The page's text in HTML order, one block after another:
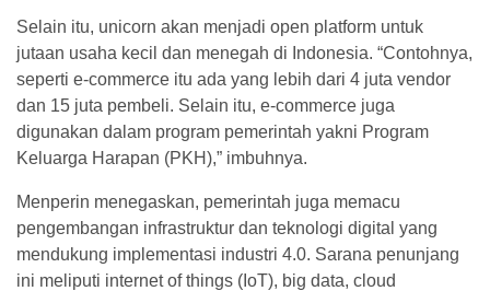
Selain itu, unicorn akan menjadi open platform untuk
jutaan usaha kecil dan menegah di Indonesia. “Contohnya,
seperti e-commerce itu ada yang lebih dari 4 juta vendor
dan 15 juta pembeli. Selain itu, e-commerce juga
digunakan dalam program pemerintah yakni Program
Keluarga Harapan (PKH),” imbuhnya.
Menperin menegaskan, pemerintah juga memacu
pengembangan infrastruktur dan teknologi digital yang
mendukung implementasi industri 4.0. Sarana penunjang
ini meliputi internet of things (IoT), big data, cloud